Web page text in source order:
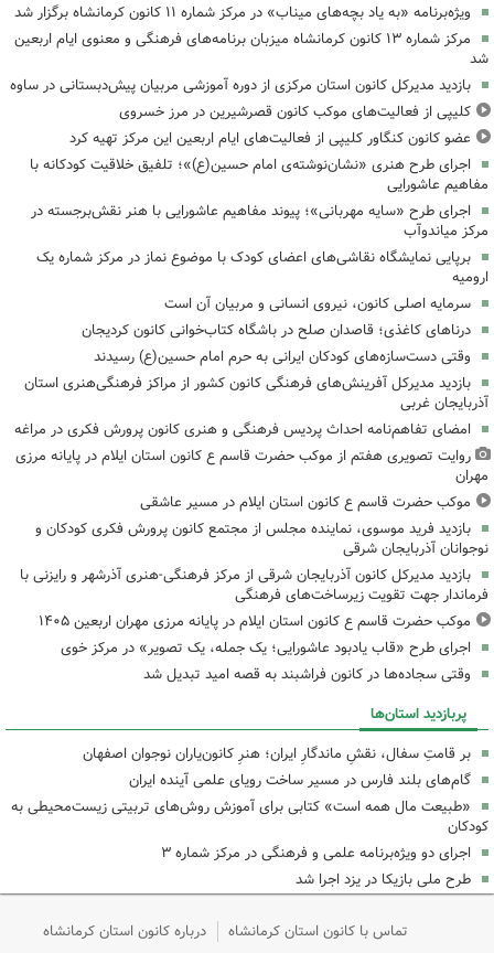
ویژه‌برنامه «به یاد بچه‌های میناب» در مرکز شماره ۱۱ کانون کرمانشاه برگزار شد
مرکز شماره ۱۳ کانون کرمانشاه میزبان برنامه‌های فرهنگی و معنوی ایام اربعین
شد
بازدید مدیرکل کانون استان مرکزی از دوره آموزشی مربیان پیش‌دبستانی در ساوه
کلیپی از فعالیت‌های موکب کانون قصرشیرین در مرز خسروی
عضو کانون کنگاور کلیپی از فعالیت‌های ایام اربعین این مرکز تهیه کرد
اجرای طرح هنری «نشان‌نوشته‌ی امام حسین(ع)»؛ تلفیق خلاقیت کودکانه با
مفاهیم عاشورایی
اجرای طرح «سایه مهربانی»؛ پیوند مفاهیم عاشورایی با هنر نقش‌برجسته در
مرکز میاندوآب
برپایی نمایشگاه نقاشی‌های اعضای کودک با موضوع نماز در مرکز شماره یک
ارومیه
سرمایه اصلی کانون، نیروی انسانی و مربیان آن است
درناهای کاغذی؛ قاصدان صلح در باشگاه کتاب‌خوانی کانون کردیجان
وقتی دست‌سازه‌های کودکان ایرانی به حرم امام حسین(ع) رسیدند
بازدید مدیرکل آفرینش‌های فرهنگی کانون کشور از مراکز فرهنگی‌هنری استان
آذربایجان غربی
امضای تفاهم‌نامه احداث پردیس فرهنگی و هنری کانون پرورش فکری در مراغه
روایت تصویری هفتم از موکب حضرت قاسم ع کانون استان ایلام در پایانه مرزی
مهران
موکب حضرت قاسم ع کانون استان ایلام در مسیر عاشقی
بازدید فرید موسوی، نماینده مجلس از مجتمع کانون پرورش فکری کودکان و
نوجوانان آذربایجان شرقی
بازدید مدیرکل کانون آذربایجان شرقی از مرکز فرهنگی‌-هنری آذرشهر و رایزنی با
فرماندار جهت تقویت زیرساخت‌های فرهنگی
موکب حضرت قاسم ع کانون استان ایلام در پایانه مرزی مهران اربعین ۱۴۰۵
اجرای طرح «قاب یادبود عاشورایی؛ یک جمله، یک تصویر» در مرکز خوی
وقتی سجاده‌ها در کانون فراشبند به قصه امید تبدیل شد
پربازدید استان‌ها
بر قامتِ سفال، نقشِ ماندگارِ ایران؛ هنرِ کانون‌یاران نوجوان اصفهان
گام‌های بلند فارس در مسیر ساخت رویای علمی آینده ایران
«طبیعت مال همه است» کتابی برای آموزش روش‌های تربیتی زیست‌محیطی به
کودکان
اجرای دو ویژه‌برنامه علمی و فرهنگی در مرکز شماره ۳
طرح ملی بازیکا در یزد اجرا شد
تماس با کانون استان کرمانشاه درباره کانون استان کرمانشاه